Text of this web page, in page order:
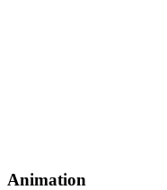
Animation